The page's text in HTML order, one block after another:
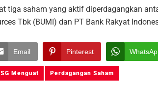
tiga saham yang aktif diperdagangkan
Tbk (BUMI) dan PT Bank Rakyat
Email Pinterest
Menguat Perdagangan Saham